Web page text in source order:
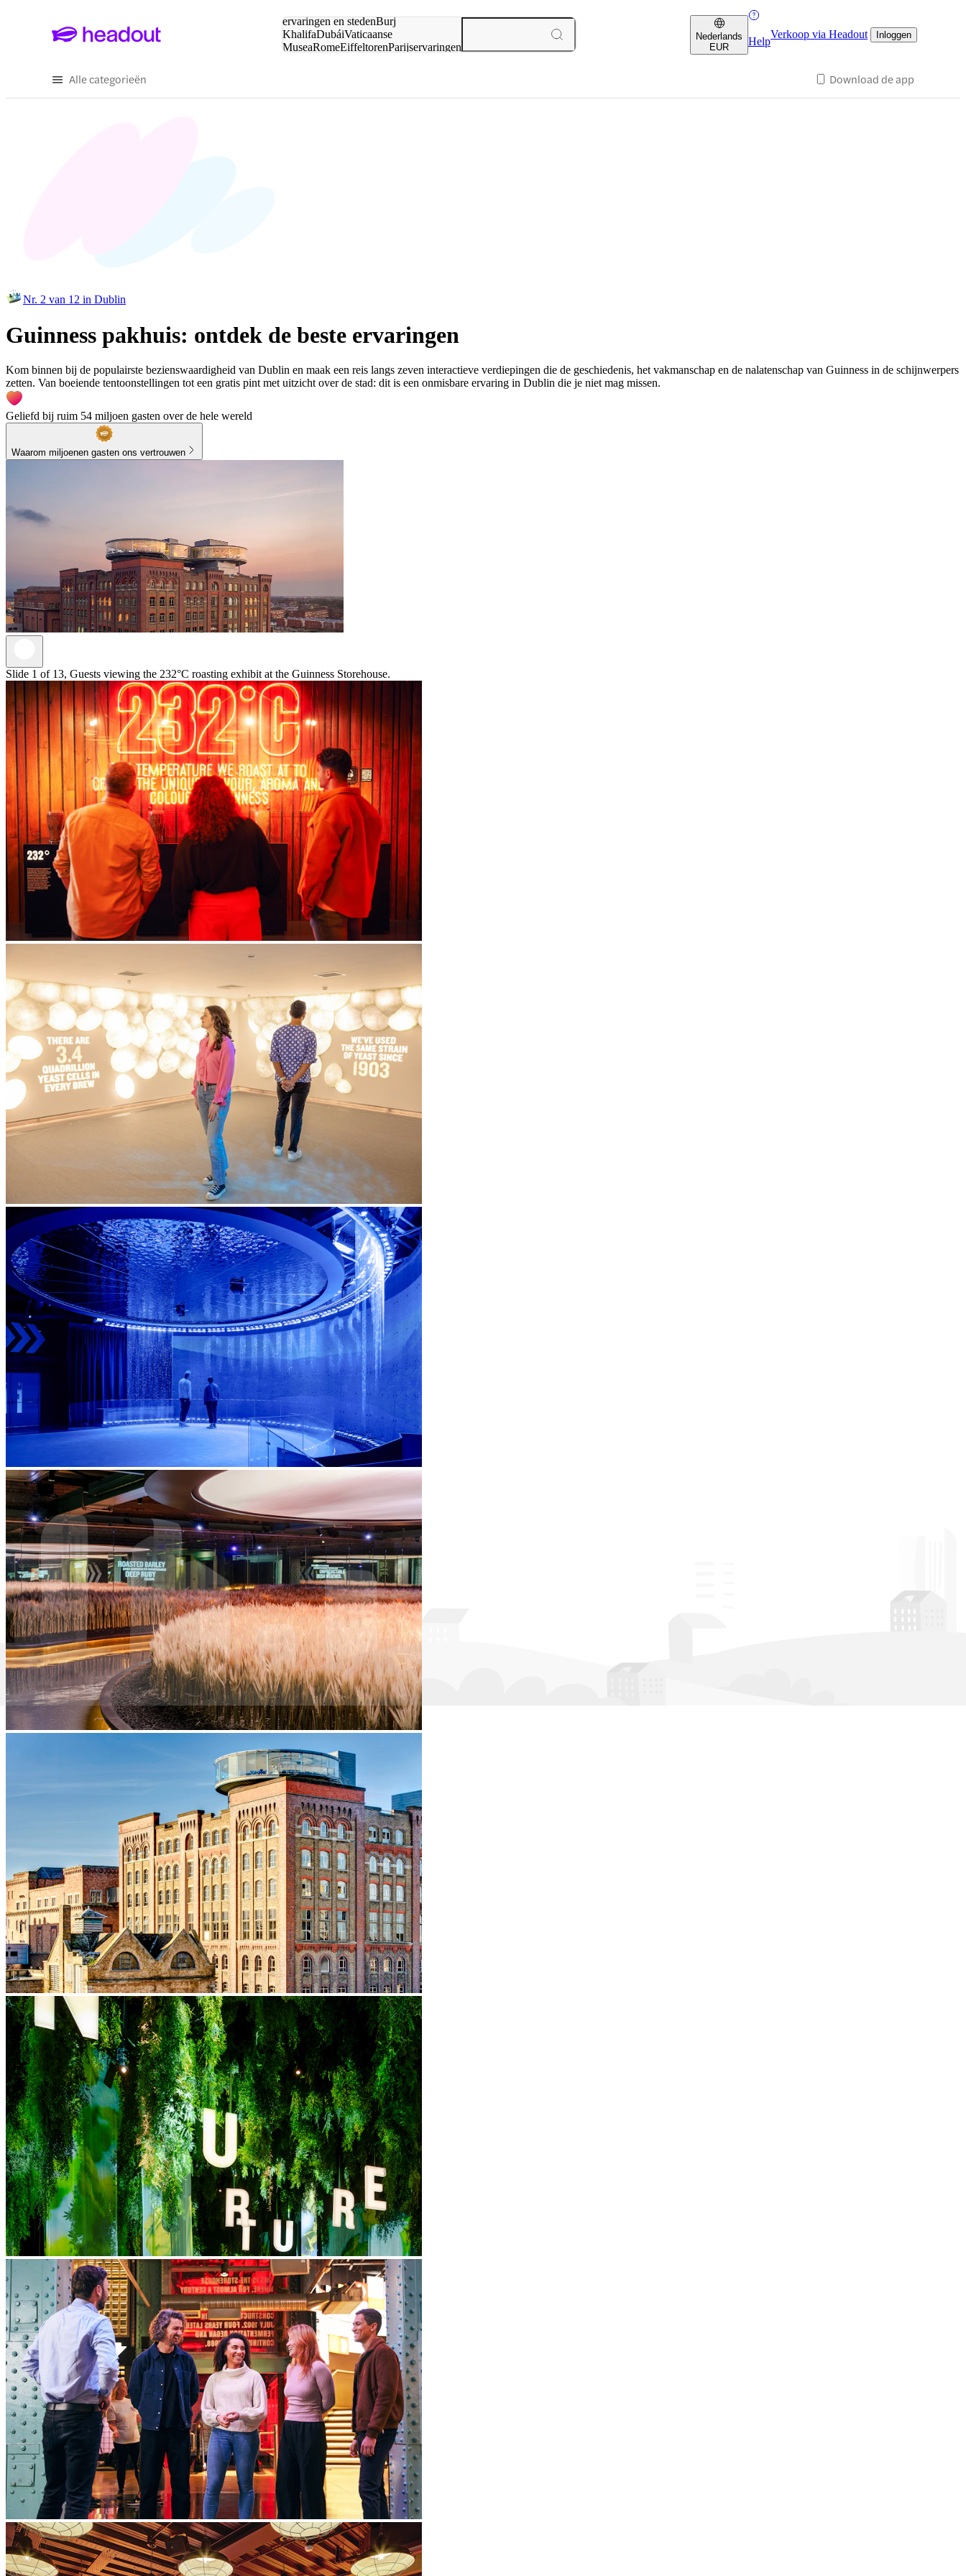
ervaringen en stedenBurj
KhalifaDubáiVaticaanse
MuseaRomeEiffeltorenParijservaringen
Nederlands
EUR
Help
Verkoop via Headout Inloggen
Alle categorieën Download de app
Nr. 2 van 12 in Dublin
Guinness pakhuis: ontdek de beste ervaringen
Kom binnen bij de populairste bezienswaardigheid van Dublin en maak een reis langs zeven interactieve verdiepingen die de geschiedenis, het vakmanschap en de nalatenschap van Guinness in de schijnwerpers
zetten. Van boeiende tentoonstellingen tot een gratis pint met uitzicht over de stad: dit is een onmisbare ervaring in Dublin die je niet mag missen.
Geliefd bij ruim 54 miljoen gasten over de hele wereld
Waarom miljoenen gasten ons vertrouwen
Slide 1 of 13, Guests viewing the 232°C roasting exhibit at the Guinness Storehouse.